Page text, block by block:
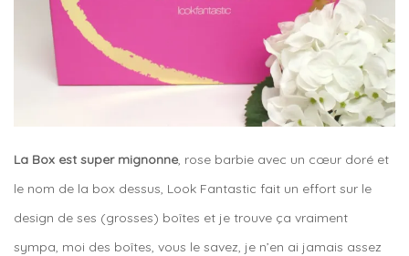
La Box est super mignonne, rose barbie avec un cœur doré et
le nom de la box dessus, Look Fantastic fait un effort sur le
design de ses (grosses) boîtes et je trouve ça vraiment
sympa, moi des boîtes, vous le savez, je n’en ai jamais assez